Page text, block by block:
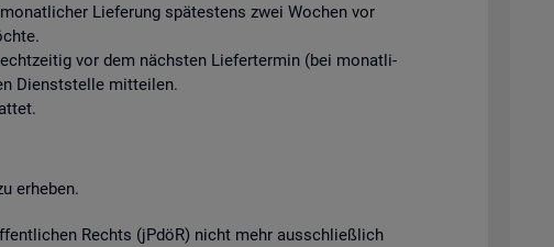
Lie­fe­rung spä­tes­tens zwei Wo­chen vor
vor dem nächs­ten Lie­fer­ter­min (bei mo­nat­li­
Dienst­stel­le mit­tei­len.
er­he­ben.
Rechts (jPdöR) nicht mehr aus­schlie­ß­lich